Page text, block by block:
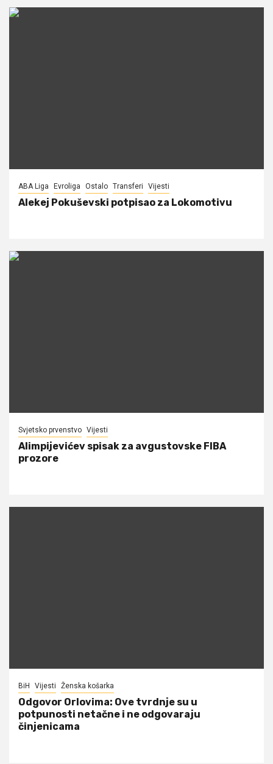
ABA Liga Evroliga Ostalo Transferi Vijesti
Alekej Pokuševski potpisao za Lokomotivu
Svjetsko prvenstvo Vijesti
Alimpijevićev spisak za avgustovske FIBA
prozore
BiH Vijesti Ženska košarka
Odgovor Orlovima: ​Ove tvrdnje su u
potpunosti netačne i ne odgovaraju
činjenicama